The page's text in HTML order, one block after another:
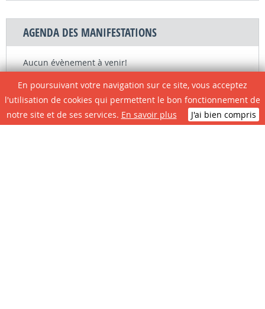
AGENDA DES MANIFESTATIONS
Aucun évènement à venir!
Casteljaloux ici !
En poursuivant votre navigation sur ce site, vous acceptez
l'utilisation de cookies qui permettent le bon fonctionnement de
notre site et de ses services. En savoir plus J'ai bien compris